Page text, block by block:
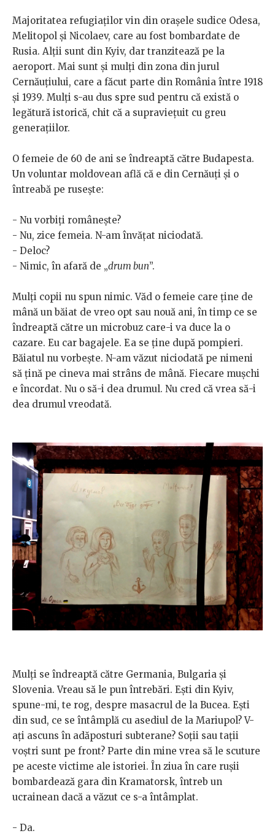
Majoritatea refugiaților vin din orașele sudice Odesa,
Melitopol și Nicolaev, care au fost bombardate de
Rusia. Alții sunt din Kyiv, dar tranzitează pe la
aeroport. Mai sunt și mulți din zona din jurul
Cernăuțiului, care a făcut parte din România între 1918
și 1939. Mulți s-au dus spre sud pentru că există o
legătură istorică, chit că a supraviețuit cu greu
generațiilor.
O femeie de 60 de ani se îndreaptă către Budapesta.
Un voluntar moldovean află că e din Cernăuți și o
întreabă pe rusește:
- Nu vorbiți românește?
- Nu, zice femeia. N-am învățat niciodată.
- Deloc?
- Nimic, în afară de „drum bun”.
Mulți copii nu spun nimic. Văd o femeie care ține de
mână un băiat de vreo opt sau nouă ani, în timp ce se
îndreaptă către un microbuz care-i va duce la o
cazare. Eu car bagajele. Ea se ține după pompieri.
Băiatul nu vorbește. N-am văzut niciodată pe nimeni
să țină pe cineva mai strâns de mână. Fiecare mușchi
e încordat. Nu o să-i dea drumul. Nu cred că vrea să-i
dea drumul vreodată.
Mulți se îndreaptă către Germania, Bulgaria și
Slovenia. Vreau să le pun întrebări. Ești din Kyiv,
spune-mi, te rog, despre masacrul de la Bucea. Ești
din sud, ce se întâmplă cu asediul de la Mariupol? V-
ați ascuns în adăposturi subterane? Soții sau tații
voștri sunt pe front? Parte din mine vrea să le scuture
pe aceste victime ale istoriei. În ziua în care rușii
bombardează gara din Kramatorsk, întreb un
ucrainean dacă a văzut ce s-a întâmplat.
- Da.